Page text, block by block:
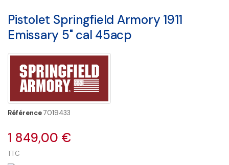
Pistolet Springfield Armory 1911
Emissary 5" cal 45acp
Référence7019433
1 849,00 €
TTC